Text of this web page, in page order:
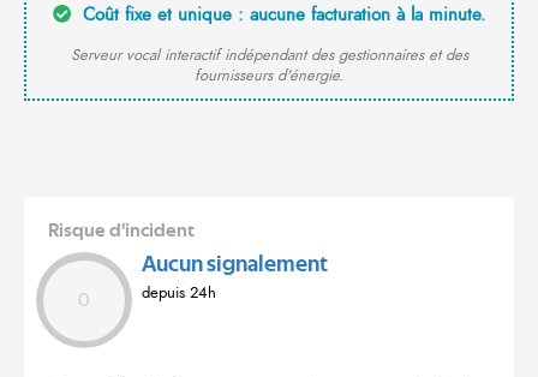
Coût fixe et unique : aucune facturation à la minute.
Serveur vocal interactif indépendant des gestionnaires et des
fournisseurs d'énergie.
Risque d'incident
0
Aucun signalement
depuis 24h